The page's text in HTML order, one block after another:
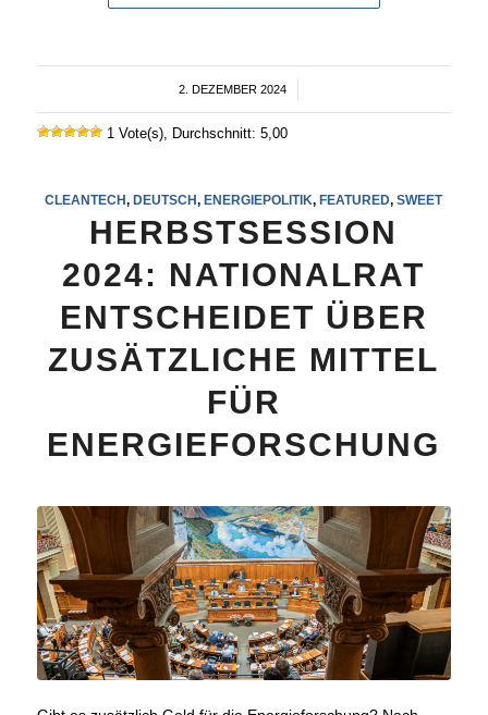
2. DEZEMBER 2024
/
1 Vote(s), Durchschnitt: 5,00
CLEANTECH, DEUTSCH, ENERGIEPOLITIK, FEATURED,SWEET
HERBSTSESSION
2024: NATIONALRAT
ENTSCHEIDET ÜBER
ZUSÄTZLICHE MITTEL
FÜR
ENERGIEFORSCHUNG